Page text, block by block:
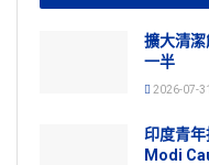
擴大清潔
一半
2026-07-31
印度青
Modi